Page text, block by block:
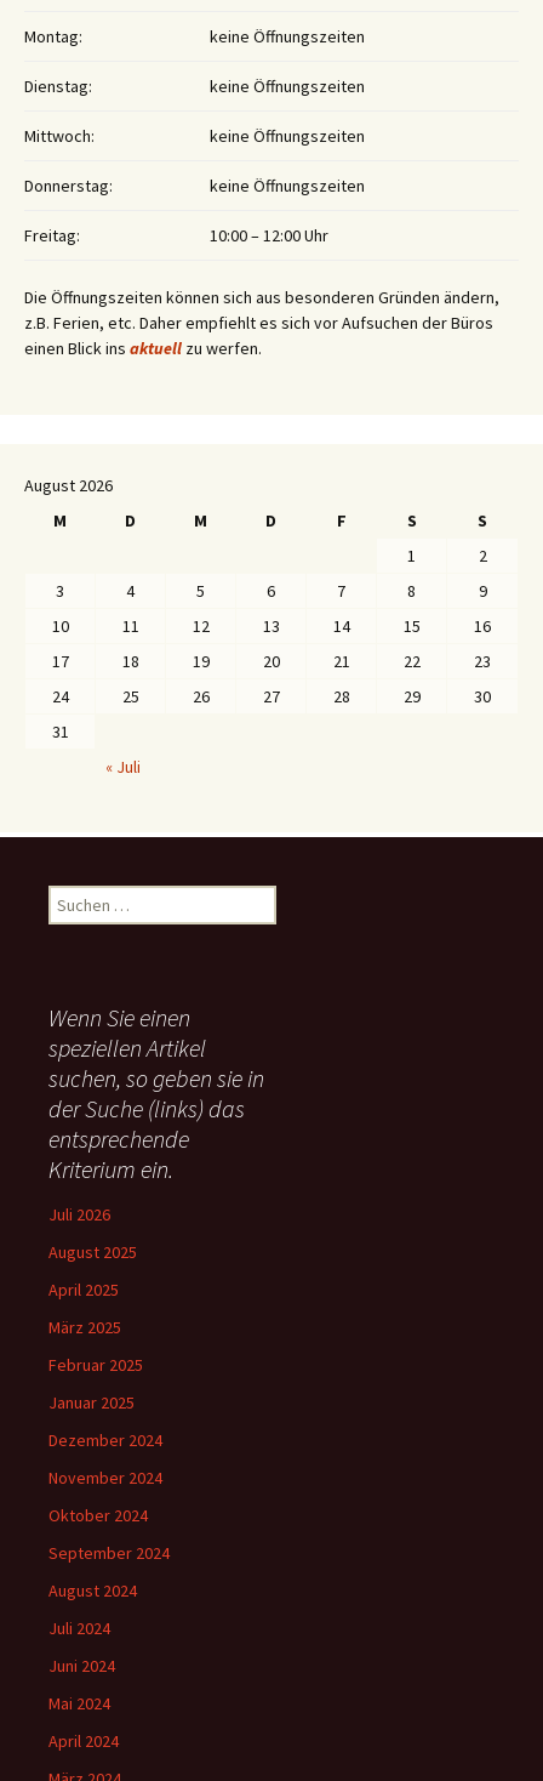
Montag: keine Öffnungszeiten
Dienstag: keine Öffnungszeiten
Mittwoch: keine Öffnungszeiten
Donnerstag: keine Öffnungszeiten
Freitag: 10:00 – 12:00 Uhr
Die Öffnungszeiten können sich aus besonderen Gründen ändern,
z.B. Ferien, etc. Daher empfiehlt es sich vor Aufsuchen der Büros
einen Blick ins aktuell zu werfen.
August 2026
M
D M D F S
S
1
2
3
4 5 6 7 8
9
10
11 12 13 14 15
16
17
18 19 20 21 22
23
24
25 26 27 28 29
30
31
« Juli
u
n
n
a
c
:
Wenn Sie einen
speziellen Artikel
suchen, so geben sie in
der Suche (links) das
entsprechende
Kriterium ein.
Juli 2026
August 2025
April 2025
März 2025
Februar 2025
Januar 2025
Dezember 2024
November 2024
Oktober 2024
September 2024
August 2024
Juli 2024
Juni 2024
Mai 2024
April 2024